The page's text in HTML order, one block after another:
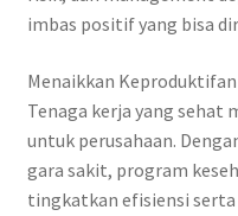
imbas positif yang bisa
Menaikkan
Tenaga kerja yang sehat
untuk perusahaan.
gara sakit, program
tingkatkan efisiensi